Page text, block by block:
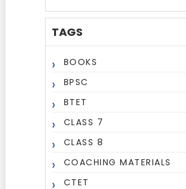
TAGS
BOOKS
BPSC
BTET
CLASS 7
CLASS 8
COACHING MATERIALS
CTET